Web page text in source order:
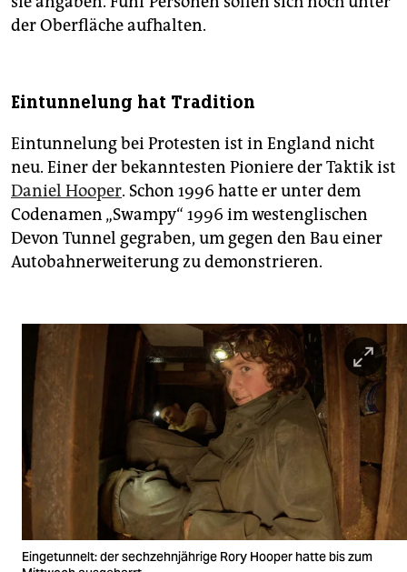
der Oberfläche aufhalten.
Eintunnelung hat Tradition
Eintunnelung bei Protesten ist in England nicht
neu. Einer der bekanntesten Pioniere der Taktik ist
Daniel Hooper. Schon 1996 hatte er unter dem
Codenamen „Swampy“ 1996 im westenglischen
Devon Tunnel gegraben, um gegen den Bau einer
Autobahnerweiterung zu demonstrieren.
Eingetunnelt: der sechzehnjährige Rory Hooper hatte bis zum